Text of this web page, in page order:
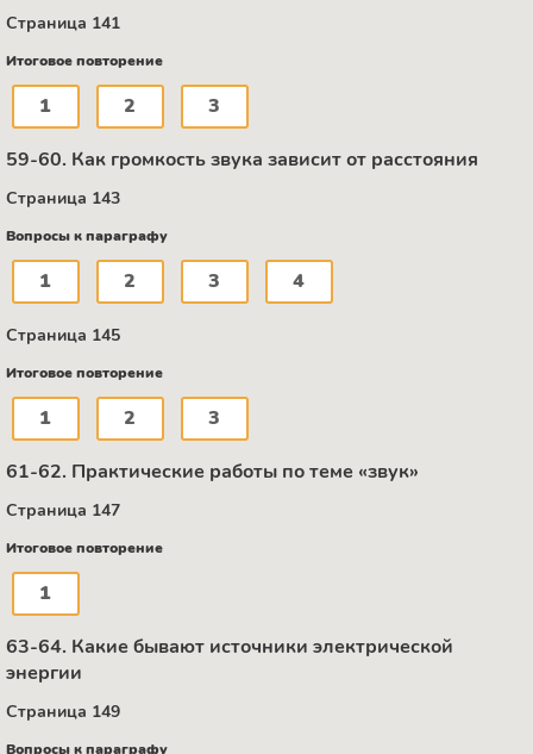
Страница 141
Итоговое повторение
1 2 3
59-60. Как громкость звука зависит от расстояния
Страница 143
Вопросы к параграфу
1 2 3 4
Страница 145
Итоговое повторение
1 2 3
61-62. Практические работы по теме «звук»
Страница 147
Итоговое повторение
1
63-64. Какие бывают источники электрической
энергии
Страница 149
Вопросы к параграфу